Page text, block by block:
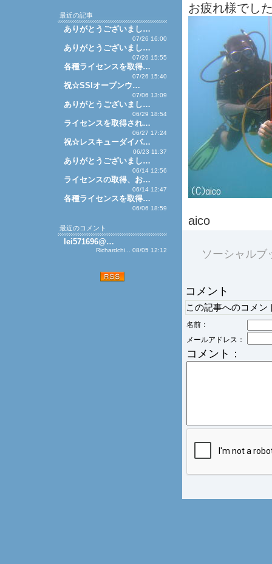
お疲れ様でし
aico
ソーシャルブ
コメント
この記事へのコメン
名前：
メールアドレス：
コメント：
最近の記事
ありがとうございまし…
07/26 16:00
ありがとうございまし…
07/26 15:55
各種ライセンスを取得…
07/26 15:40
祝☆SSIオープンウ…
07/06 13:09
ありがとうございまし…
06/29 18:54
ライセンスを取得され…
06/27 17:24
祝☆レスキューダイバ…
06/23 11:37
ありがとうございまし…
06/14 12:56
ライセンスの取得、お…
06/14 12:47
各種ライセンスを取得…
06/06 18:59
最近のコメント
lei571696@…
Richardchi... 08/05 12:12